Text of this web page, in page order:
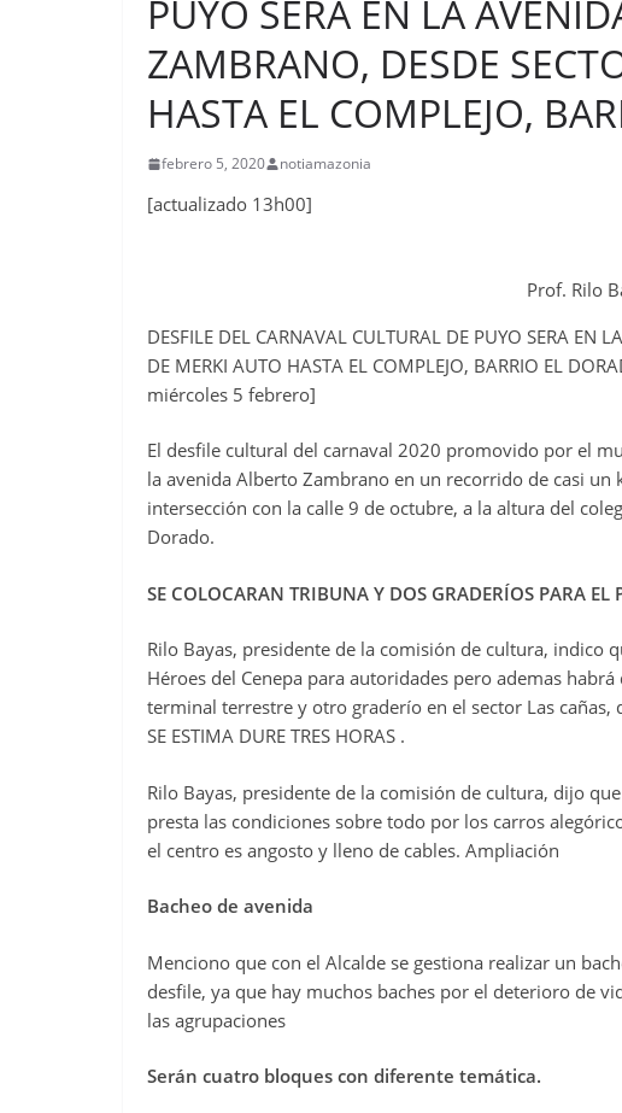
PUYO SERA EN LA
ZAMBRANO, DESDE
HASTA EL COMPLEJO,
febrero 5, 2020 notiamazonia
[actualizado 13h00]
Prof. Rilo
DESFILE DEL CARNAVAL CULTURAL DE PUYO SERA EN
DE MERKI AUTO HASTA EL COMPLEJO, BARRIO EL
miércoles 5 febrero]
El desfile cultural del carnaval 2020 promovido por el
la avenida Alberto Zambrano en un recorrido de casi
intersección con la calle 9 de octubre, a la altura del
Dorado.
SE COLOCARAN TRIBUNA Y DOS GRADERÍOS PARA EL
Rilo Bayas, presidente de la comisión de cultura, indico
Héroes del Cenepa para autoridades pero ademas
terminal terrestre y otro graderío en el sector Las
SE ESTIMA DURE TRES HORAS .
Rilo Bayas, presidente de la comisión de cultura, dijo
presta las condiciones sobre todo por los carros
el centro es angosto y lleno de cables. Ampliación
Bacheo de avenida
Menciono que con el Alcalde se gestiona realizar un
desfile, ya que hay muchos baches por el deterioro de
las agrupaciones
Serán cuatro bloques con diferente temática.